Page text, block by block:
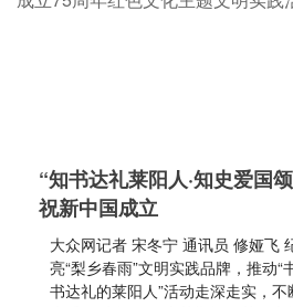
“知书达礼莱阳人·知史爱国
祝新中国成立
大众网记者 宋冬宁 通讯员 修娅飞
亮“梨乡春雨”文明实践品牌，推动“
书达礼的莱阳人”活动走深走实，